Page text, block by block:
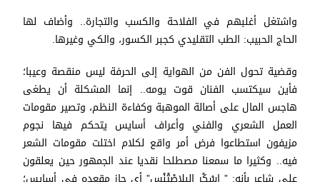
واشتغل أغلبهم في الفلاحة والكسب والتجارة.. وأضاف لها
الحاج الحبيب: الطب التقليدي كجبر الكسور، والكي وغيرها.
وقضية تحول الفن من الهواية إلى الحرفة ليس منقصة وعيبا؛
فأين سيكتسب الفنان قوت يومه.. إنما المشكلة أن يطغى
هاجس المال على أصالة الموهبة وكفاءة النظم، وتصير مقومات
العمل الشعري والفني وأعراف أسايس يتحكم فيها نجوم
مزيفون استطاعوا فرض أمر واقع لكلام اختلت مقومات الشعر
فيه.. وكثيرا ما سمعنا مصطلحا نقديا عند الجمهور حين يعلقون